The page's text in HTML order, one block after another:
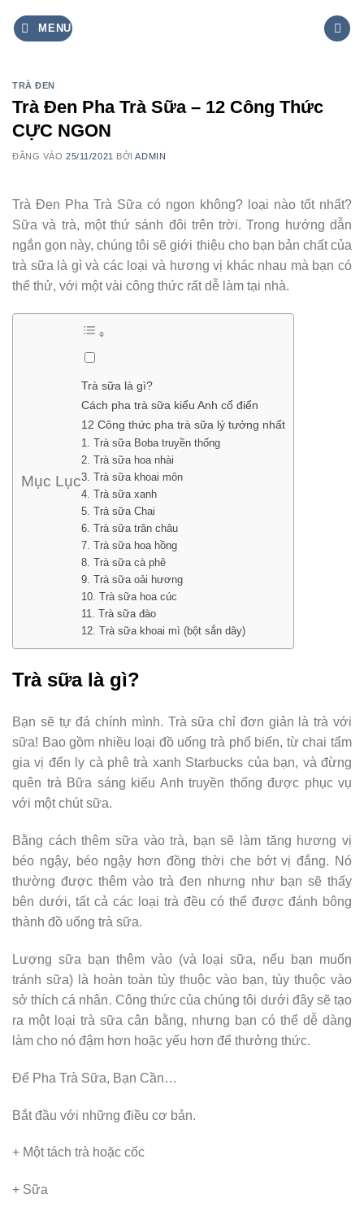
qua
MENU
TRÀ ĐEN
Trà Đen Pha Trà Sữa – 12 Công Thức
CỰC NGON
ĐĂNG VÀO25/11/2021 BỞIADMIN
Trà Đen Pha Trà Sữa có ngon không? loại nào tốt nhất?
Sữa và trà, một thứ sánh đôi trên trời. Trong hướng dẫn
ngắn gọn này, chúng tôi sẽ giới thiệu cho bạn bản chất của
trà sữa là gì và các loại và hương vị khác nhau mà bạn có
thể thử, với một vài công thức rất dễ làm tại nhà.
Mục Lục
Trà sữa là gì?
Cách pha trà sữa kiểu Anh cổ điển
12 Công thức pha trà sữa lý tưởng nhất
1. Trà sữa Boba truyền thống
2. Trà sữa hoa nhài
3. Trà sữa khoai môn
4. Trà sữa xanh
5. Trà sữa Chai
6. Trà sữa trân châu
7. Trà sữa hoa hồng
8. Trà sữa cà phê
9. Trà sữa oải hương
10. Trà sữa hoa cúc
11. Trà sữa đào
12. Trà sữa khoai mì (bột sắn dây)
Trà sữa là gì?
Bạn sẽ tự đá chính mình. Trà sữa chỉ đơn giản là trà với
sữa! Bao gồm nhiều loại đồ uống trà phổ biến, từ chai tẩm
gia vị đến ly cà phê trà xanh Starbucks của bạn, và đừng
quên trà Bữa sáng kiểu Anh truyền thống được phục vụ
với một chút sữa.
Bằng cách thêm sữa vào trà, bạn sẽ làm tăng hương vị
béo ngậy, béo ngậy hơn đồng thời che bớt vị đắng. Nó
thường được thêm vào trà đen nhưng như bạn sẽ thấy
bên dưới, tất cả các loại trà đều có thể được đánh bông
thành đồ uống trà sữa.
Lượng sữa bạn thêm vào (và loại sữa, nếu bạn muốn
tránh sữa) là hoàn toàn tùy thuộc vào bạn, tùy thuộc vào
sở thích cá nhân. Công thức của chúng tôi dưới đây sẽ tạo
ra một loại trà sữa cân bằng, nhưng bạn có thể dễ dàng
làm cho nó đậm hơn hoặc yếu hơn để thưởng thức.
Để Pha Trà Sữa, Bạn Cần…
Bắt đầu với những điều cơ bản.
+ Một tách trà hoặc cốc
+ Sữa